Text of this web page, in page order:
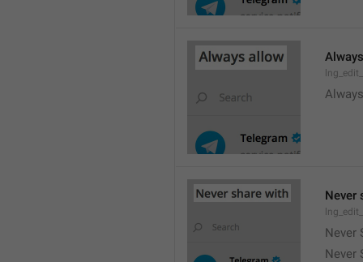
Never
Never
Never